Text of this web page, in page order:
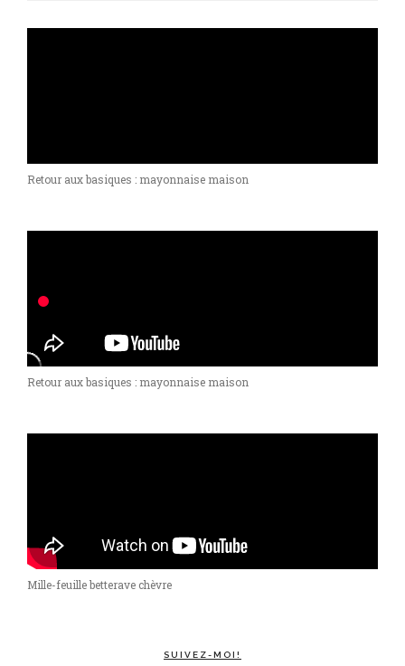
Retour aux basiques : mayonnaise maison
Retour aux basiques : mayonnaise maison
Mille-feuille betterave chèvre
SUIVEZ-MOI!